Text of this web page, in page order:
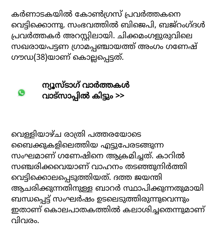
കര്‍ണാടകയില്‍ കോണ്‍ഗ്രസ് പ്രവര്‍ത്തകനെ
വെട്ടിക്കൊന്നു. സംഭവത്തില്‍ ബിജെപി, ബജ്‌റംഗ്ദള്‍
പ്രവര്‍ത്തകര്‍ അറസ്റ്റിലായി. ചിക്കമംഗളുരുവിലെ
സഖരായപട്ടണ ഗ്രാമപ്പഞ്ചായത്ത് അംഗം ഗണേഷ്
ഗൗഡ(38)യാണ് കൊല്ലപ്പെട്ടത്.
ന്യൂസ്ടാഗ് വാര്‍ത്തകള്‍
വാട്‌സാപ്പില്‍ കിട്ടും >>
വെള്ളിയാഴ്ച രാത്രി പത്തരയോടെ
ബൈക്കുകളിലെത്തിയ എട്ടുപേരടങ്ങുന്ന
സംഘമാണ് ഗണേഷിനെ ആക്രമിച്ചത്. കാറില്‍
സഞ്ചരിക്കവെയാണ് വാഹനം തടഞ്ഞുനിര്‍ത്തി
വെട്ടിക്കൊലപ്പെടുത്തിയത്. ദത്ത ജയന്തി
ആചരിക്കുന്നതിനുള്ള ബാറര്‍ സ്ഥാപിക്കുന്നതുമായി
ബന്ധപ്പെട്ട് സംഘര്‍ഷം ഉടലെടുത്തിരുന്നുവെന്നും
ഇതാണ് കൊലപാതകത്തില്‍ കലാശിച്ചതെന്നുമാണ്
വിവരം.